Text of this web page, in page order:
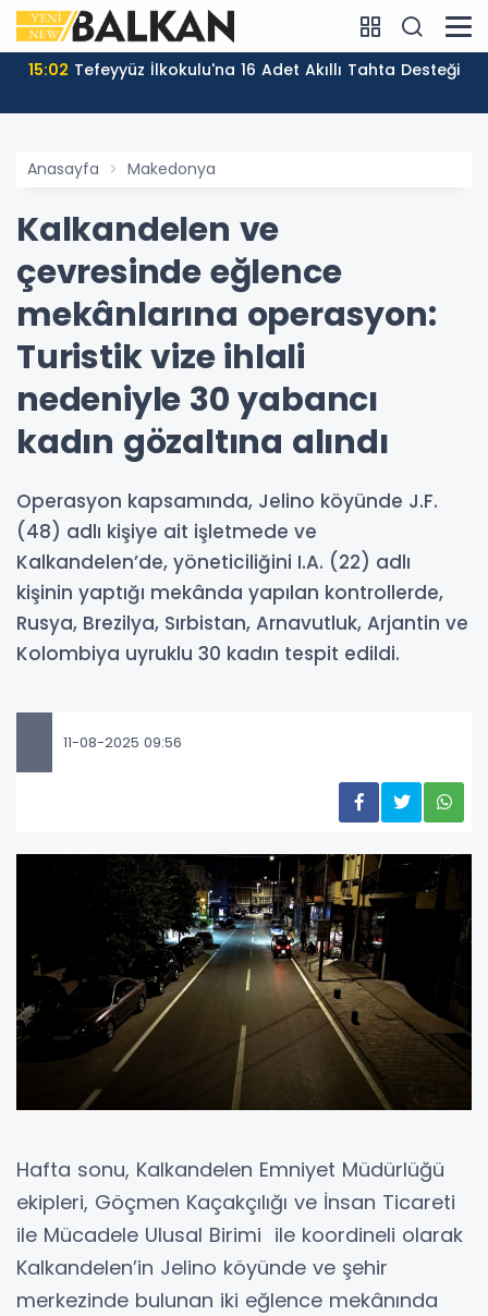
15:02 Tefeyyüz İlkokulu'na 16 Adet Akıllı Tahta Desteği
Anasayfa Makedonya
Kalkandelen ve
çevresinde eğlence
mekânlarına operasyon:
Turistik vize ihlali
nedeniyle 30 yabancı
kadın gözaltına alındı
Operasyon kapsamında, Jelino köyünde J.F.
(48) adlı kişiye ait işletmede ve
Kalkandelen’de, yöneticiliğini I.A. (22) adlı
kişinin yaptığı mekânda yapılan kontrollerde,
Rusya, Brezilya, Sırbistan, Arnavutluk, Arjantin ve
Kolombiya uyruklu 30 kadın tespit edildi.
11-08-2025 09:56
Hafta sonu, Kalkandelen Emniyet Müdürlüğü
ekipleri, Göçmen Kaçakçılığı ve İnsan Ticareti
ile Mücadele Ulusal Birimi ile koordineli olarak
Kalkandelen’in Jelino köyünde ve şehir
merkezinde bulunan iki eğlence mekânında